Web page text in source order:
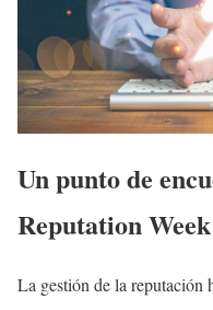
Un punto de
Reputation Week
La gestión de la reputación